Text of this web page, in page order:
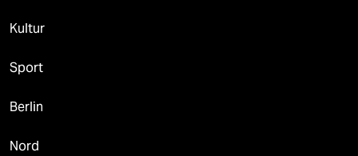
Kultur
Sport
Berlin
Nord